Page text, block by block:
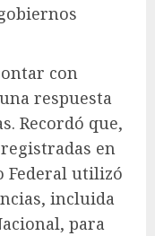
con
respuesta
Recordó que,
en
Federal utilizó
incluida
para